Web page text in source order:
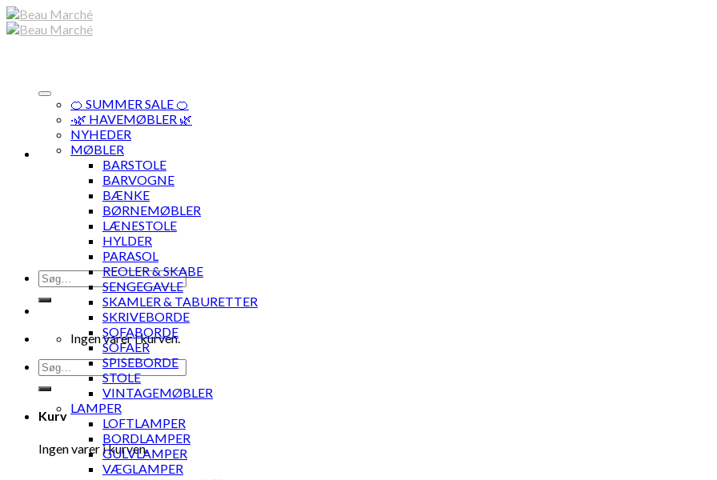
Skip
to
Søg
efter:
Ingen varer i kurven.
Søg
efter:
Kurv
Ingen varer i kurven.
🍊 SUMMER SALE 🍊
·🌿 HAVEMØBLER 🌿
NYHEDER
MØBLER
BARSTOLE
BARVOGNE
BÆNKE
BØRNEMØBLER
LÆNESTOLE
HYLDER
PARASOL
REOLER & SKABE
SENGEGAVLE
SKAMLER & TABURETTER
SKRIVEBORDE
SOFABORDE
SOFAER
SPISEBORDE
STOLE
VINTAGEMØBLER
LAMPER
LOFTLAMPER
BORDLAMPER
GULVLAMPER
VÆGLAMPER